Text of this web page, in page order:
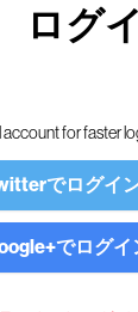
ログ
account for faster
でログイ
でログイ